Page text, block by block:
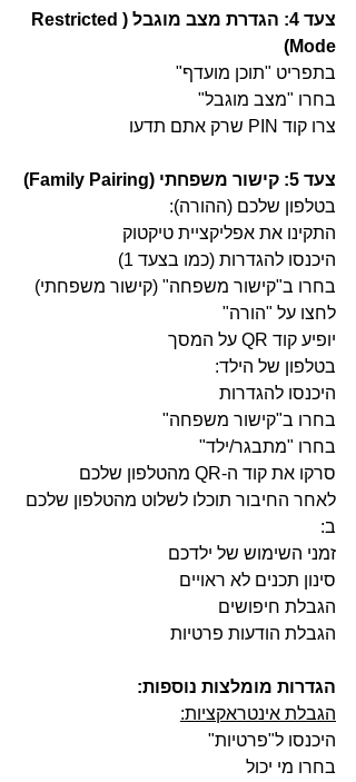
צעד 4: הגדרת מצב מוגבל (Restricted
Mode)
בתפריט "תוכן מועדף"
בחרו "מצב מוגבל"
צרו קוד PIN שרק אתם תדעו
צעד 5: קישור משפחתי (Family Pairing)
בטלפון שלכם (ההורה):
התקינו את אפליקציית טיקטוק
היכנסו להגדרות (כמו בצעד 1)
בחרו ב"קישור משפחה" (קישור משפחתי)
לחצו על "הורה"
יופיע קוד QR על המסך
בטלפון של הילד:
היכנסו להגדרות
בחרו ב"קישור משפחה"
בחרו "מתבגר/ילד"
סרקו את קוד ה-QR מהטלפון שלכם
לאחר החיבור תוכלו לשלוט מהטלפון שלכם
ב:
זמני השימוש של ילדכם
סינון תכנים לא ראויים
הגבלת חיפושים
הגבלת הודעות פרטיות
הגדרות מומלצות נוספות:
הגבלת אינטראקציות:
היכנסו ל"פרטיות"
בחרו מי יכול